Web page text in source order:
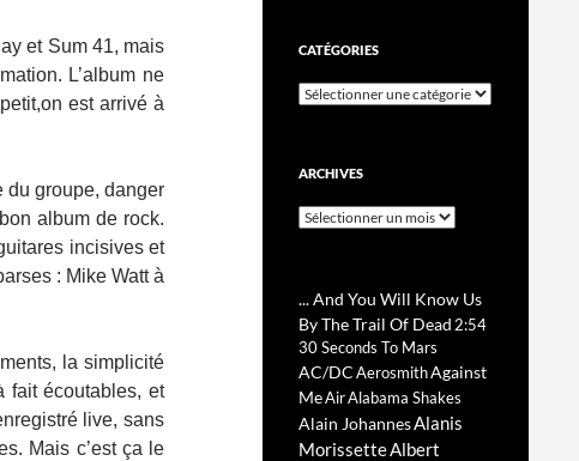
et Sum 41, mais
L’album ne
est arrivé à
du groupe, danger
album de rock.
incisives et
: Mike Watt à
la simplicité
fait écoutables, et
live, sans
Mais c’est ça le
CATÉGORIES
Catégories
ARCHIVES
Archives
... And You Will Know Us
By The Trail Of Dead 2:54
30 Seconds To Mars
AC/DCAerosmithAgainst
MeAirAlabama Shakes
Alain JohannesAlanis
MorissetteAlbert